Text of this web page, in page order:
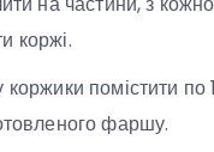
коржі.
помістити по
фаршу.